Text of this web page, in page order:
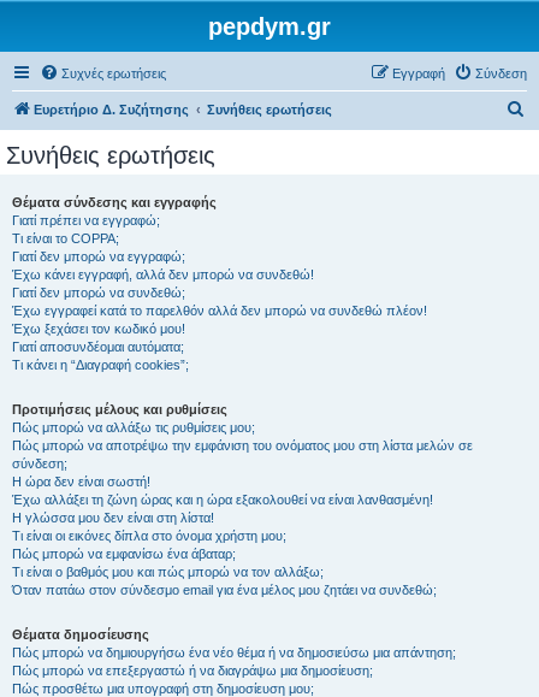
pepdym.gr
Συχνές ερωτήσεις Σύνδεση
Εγγραφή
Ευρετήριο Δ. Συζήτησης Συνήθεις ερωτήσεις
Συνήθεις ερωτήσεις
Θέματα σύνδεσης και εγγραφής
Γιατί πρέπει να εγγραφώ;
Τι είναι το COPPA;
Γιατί δεν μπορώ να εγγραφώ;
Έχω κάνει εγγραφή, αλλά δεν μπορώ να συνδεθώ!
Γιατί δεν μπορώ να συνδεθώ;
Έχω εγγραφεί κατά το παρελθόν αλλά δεν μπορώ να συνδεθώ πλέον!
Έχω ξεχάσει τον κωδικό μου!
Γιατί αποσυνδέομαι αυτόματα;
Τι κάνει η “Διαγραφή cookies”;
Προτιμήσεις μέλους και ρυθμίσεις
Πώς μπορώ να αλλάξω τις ρυθμίσεις μου;
Πώς μπορώ να αποτρέψω την εμφάνιση του ονόματος μου στη λίστα μελών σε
σύνδεση;
Η ώρα δεν είναι σωστή!
Έχω αλλάξει τη ζώνη ώρας και η ώρα εξακολουθεί να είναι λανθασμένη!
Η γλώσσα μου δεν είναι στη λίστα!
Τι είναι οι εικόνες δίπλα στο όνομα χρήστη μου;
Πώς μπορώ να εμφανίσω ένα άβαταρ;
Τι είναι ο βαθμός μου και πώς μπορώ να τον αλλάξω;
Όταν πατάω στον σύνδεσμο email για ένα μέλος μου ζητάει να συνδεθώ;
Θέματα δημοσίευσης
Πώς μπορώ να δημιουργήσω ένα νέο θέμα ή να δημοσιεύσω μια απάντηση;
Πώς μπορώ να επεξεργαστώ ή να διαγράψω μια δημοσίευση;
Πώς προσθέτω μια υπογραφή στη δημοσίευση μου;